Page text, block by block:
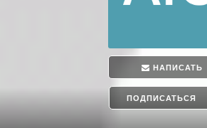
НАПИСАТЬ
ПОДПИСАТЬСЯ